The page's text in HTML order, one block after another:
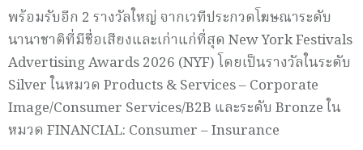
พร้อมรับอีก 2 รางวัลใหญ่ จากเวทีประกวดโฆษณาระดับ
นานาชาติที่มีชื่อเสียงและเก่าแก่ที่สุด New York Festivals
Advertising Awards 2026 (NYF) โดยเป็นรางวัลในระดับ
Silver ในหมวด Products & Services – Corporate
Image/Consumer Services/B2B และระดับ Bronze ใน
หมวด FINANCIAL: Consumer – Insurance